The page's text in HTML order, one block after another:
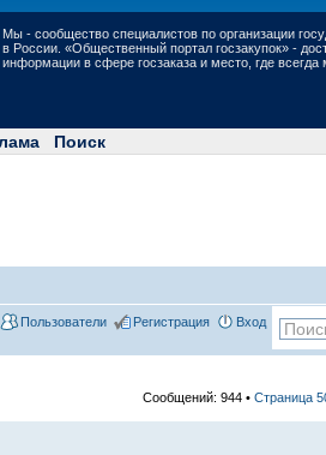
Мы - сообщество специалистов по организации
в России. «Общественный портал госзакупок» -
информации в сфере госзаказа и место, где всегда
Поиск
Пользователи Регистрация Вход
Сообщений: 944 • Страница